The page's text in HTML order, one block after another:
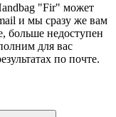
"Fir" может
и мы сразу же вам
больше недоступен
для вас
по почте.